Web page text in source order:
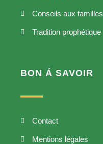
Conseils aux familles
Tradition prophétique
BON Á SAVOIR
Contact
Mentions légales